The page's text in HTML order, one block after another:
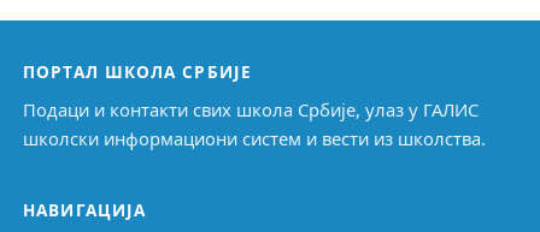
ПОРТАЛ ШКОЛА СРБИЈЕ
Подаци и контакти свих школа Србије, улаз у ГАЛИС
школски информациони систем и вести из школства.
НАВИГАЦИЈА